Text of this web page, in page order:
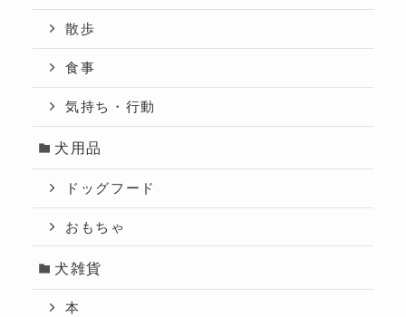
散歩
食事
気持ち・行動
犬用品
ドッグフード
おもちゃ
犬雑貨
本